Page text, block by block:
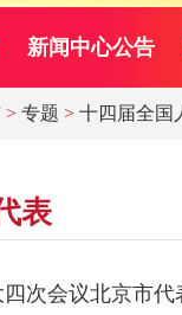
新闻中心公告
> 专题 > 十四届全国
表
次会议北京市代